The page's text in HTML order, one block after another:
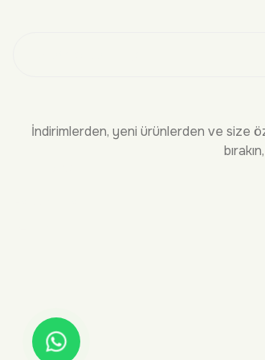
İndirimlerden, yeni ürünlerden ve size